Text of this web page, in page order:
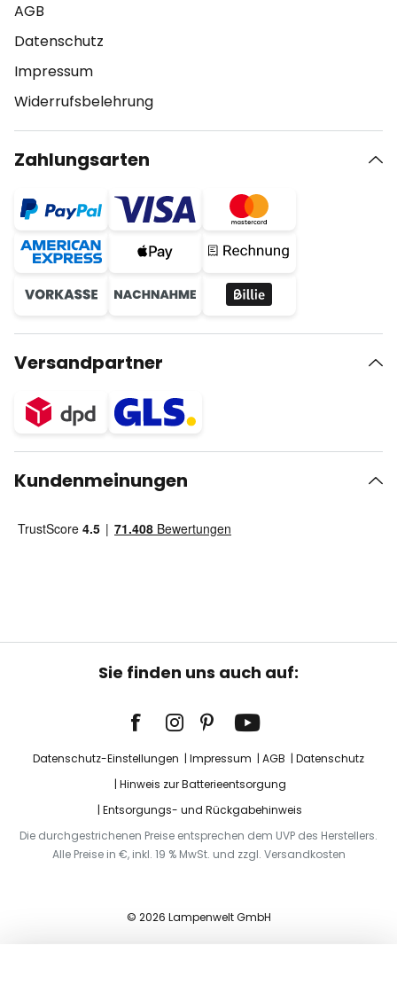
AGB
Datenschutz
Impressum
Widerrufsbelehrung
Zahlungsarten
Versandpartner
Kundenmeinungen
Sie finden uns auch auf:
Datenschutz-Einstellungen Impressum AGB
Datenschutz
Hinweis zur Batterieentsorgung
Entsorgungs- und Rückgabehinweis
Die durchgestrichenen Preise entsprechen dem UVP des Herstellers.
Alle Preise in €, inkl. 19 % MwSt. und zzgl. Versandkosten
© 2026 Lampenwelt GmbH